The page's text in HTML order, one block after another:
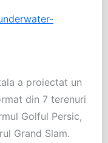
a proiectat un
din 7 terenuri
Golful Persic,
Grand Slam.